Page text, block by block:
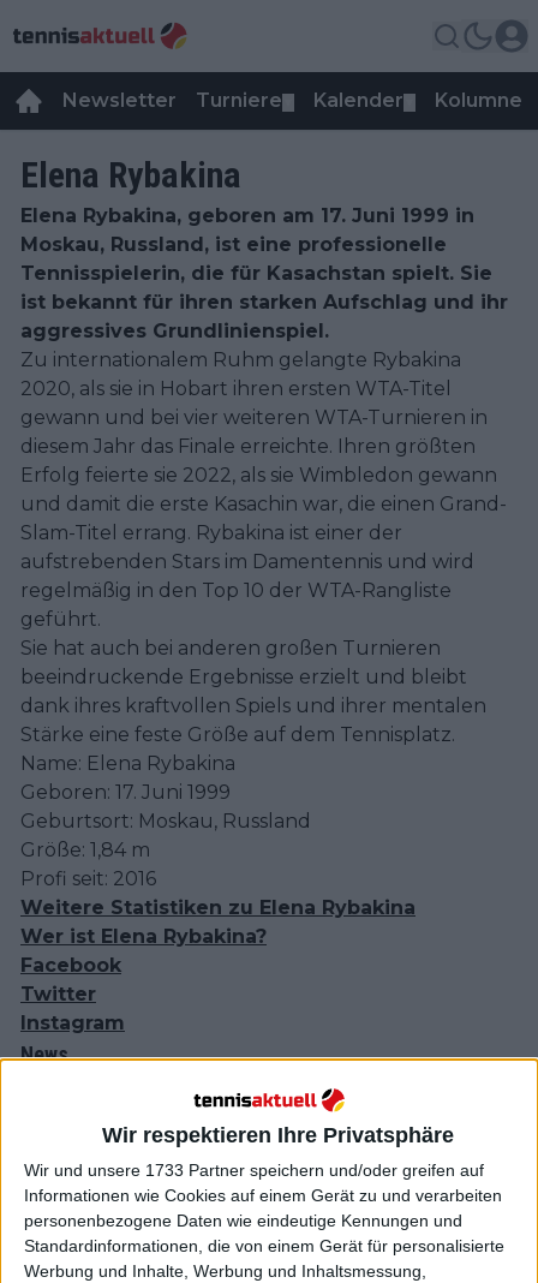
Wir respektieren Ihre Privatsphäre
Wir und unsere 1733 Partner speichern und/oder greifen auf
Informationen wie Cookies auf einem Gerät zu und verarbeiten
personenbezogene Daten wie eindeutige Kennungen und
Standardinformationen, die von einem Gerät für personalisierte
Werbung und Inhalte, Werbung und Inhaltsmessung,
Newsletter Turniere Kalender Kolumnen
Elena Rybakina
Elena Rybakina, geboren am 17. Juni 1999 in
Moskau, Russland, ist eine professionelle
Tennisspielerin, die für Kasachstan spielt. Sie
ist bekannt für ihren starken Aufschlag und ihr
aggressives Grundlinienspiel.
Zu internationalem Ruhm gelangte Rybakina
2020, als sie in Hobart ihren ersten WTA-Titel
gewann und bei vier weiteren WTA-Turnieren in
diesem Jahr das Finale erreichte. Ihren größten
Erfolg feierte sie 2022, als sie Wimbledon gewann
und damit die erste Kasachin war, die einen Grand-
Slam-Titel errang. Rybakina ist einer der
aufstrebenden Stars im Damentennis und wird
regelmäßig in den Top 10 der WTA-Rangliste
geführt.
Sie hat auch bei anderen großen Turnieren
beeindruckende Ergebnisse erzielt und bleibt
dank ihres kraftvollen Spiels und ihrer mentalen
Stärke eine feste Größe auf dem Tennisplatz.
Name: Elena Rybakina
Geboren: 17. Juni 1999
Geburtsort: Moskau, Russland
Größe: 1,84 m
Profi seit: 2016
Weitere Statistiken zu Elena Rybakina
Wer ist Elena Rybakina?
Facebook
Twitter
Instagram
News